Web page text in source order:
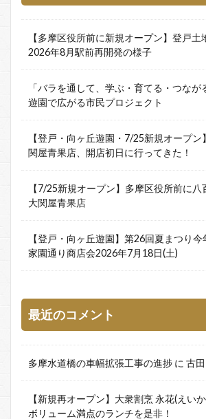
【多摩区役所前に新規オープン】登戸
2026年8月駅前再開発の様子
「バラを通して、学ぶ・育てる・つなが
遊園で広がる市民プロジェクト
【登戸・向ヶ丘遊園・7/25新規オープ
関屋青果店、開店初日に行ってきた！
【7/25新規オープン】多摩区役所前に八
大関屋青果店
【登戸・向ヶ丘遊園】第26回夏まつり
家園通り商店会2026年7月18日(土)
最近のコメント
多摩水道橋の車幅拡張工事の進捗 に 古田
【新規再オープン】大衆割烹 永花(えい
ボリューム満点のランチを是非！